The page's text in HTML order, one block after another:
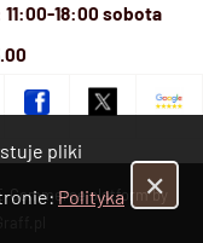
18:00 sobota
Commerce platform by
pliki
Polityka
✕